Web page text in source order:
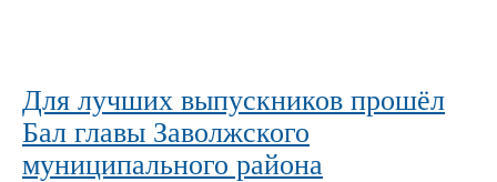
Для лучших выпускников прошёл
Бал главы Заволжского
муниципального района